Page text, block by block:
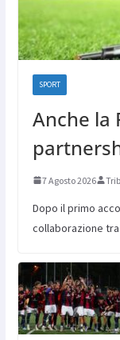
SPORT
Anche la
7 Agosto 2026
Dopo il primo
collaborazione